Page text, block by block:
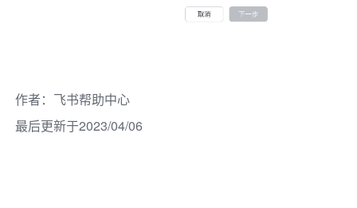
作者： 飞书帮助中心
最后更新于2023/04/06